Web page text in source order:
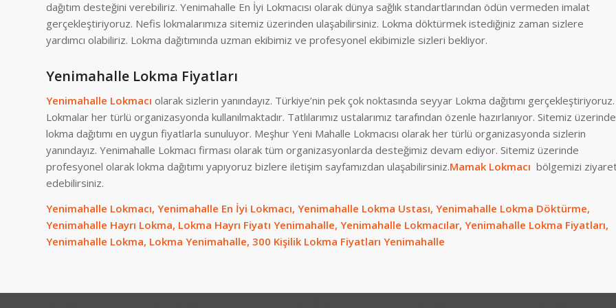
dağıtım desteğini verebiliriz. Yenimahalle En İyi Lokmacısı olarak dünya sağlık standartlarından ödün vermeden imalat
gerçekleştiriyoruz. Nefis lokmalarımıza sitemiz üzerinden ulaşabilirsiniz. Lokma döktürmek istediğiniz zaman sizlere
yardımcı olabiliriz. Lokma dağıtımında uzman ekibimiz ve profesyonel ekibimizle sizleri bekliyor.
Yenimahalle Lokma Fiyatları
Yenimahalle Lokmacı olarak sizlerin yanındayız. Türkiye’nin pek çok noktasında seyyar Lokma dağıtımı gerçekleştiriyoruz.
Lokmalar her türlü organizasyonda kullanılmaktadır. Tatlılarımız ustalarımız tarafından özenle hazırlanıyor. Sitemiz üzerinde
lokma dağıtımı en uygun fiyatlarla sunuluyor. Meşhur Yeni Mahalle Lokmacısı olarak her türlü organizasyonda sizlerin
yanındayız. Yenimahalle Lokmacı firması olarak tüm organizasyonlarda desteğimiz devam ediyor. Sitemiz üzerinde
profesyonel olarak lokma dağıtımı yapıyoruz bizlere iletişim sayfamızdan ulaşabilirsiniz.Mamak Lokmacı bölgemizi
edebilirsiniz.
Yenimahalle Lokmacı, Yenimahalle En İyi Lokmacı, Yenimahalle Lokma Ustası, Yenimahalle Lokma Döktürme,
Yenimahalle Hayrı Lokma, Lokma Hayrı Fiyatı Yenimahalle, Yenimahalle Lokmacılar, Yenimahalle Lokma Fiyatları,
Yenimahalle Lokma, Lokma Yenimahalle, 300 Kişilik Lokma Fiyatları Yenimahalle